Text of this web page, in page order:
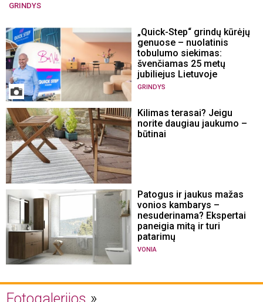
GRINDYS
„Quick-Step“ grindų kūrėjų
genuose – nuolatinis
tobulumo siekimas:
švenčiamas 25 metų
jubiliejus Lietuvoje
GRINDYS
Kilimas terasai? Jeigu
norite daugiau jaukumo –
būtinai
Patogus ir jaukus mažas
vonios kambarys –
nesuderinama? Ekspertai
paneigia mitą ir turi
patarimų
VONIA